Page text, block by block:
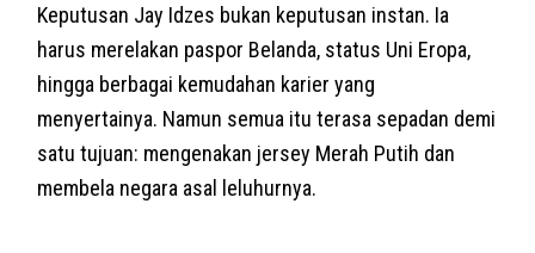
Keputusan Jay Idzes bukan keputusan instan. Ia
harus merelakan paspor Belanda, status Uni Eropa,
hingga berbagai kemudahan karier yang
menyertainya. Namun semua itu terasa sepadan demi
satu tujuan: mengenakan jersey Merah Putih dan
membela negara asal leluhurnya.